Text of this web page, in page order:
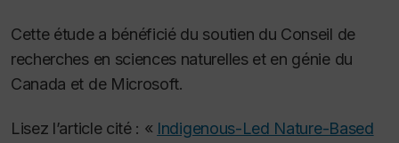
Cette étude a bénéficié du soutien du Conseil de
recherches en sciences naturelles et en génie du
Canada et de Microsoft.
Lisez l’article cité : « Indigenous-Led Nature-Based